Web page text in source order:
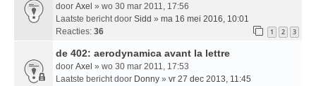
door Axel » wo 30 mar 2011, 17:56
Laatste bericht door Sidd » ma 16 mei 2016, 10:01
Reacties: 36 1 2 3
de 402: aerodynamica avant la lettre
door Axel » wo 30 mar 2011, 17:53
Laatste bericht door Donny » vr 27 dec 2013, 11:45